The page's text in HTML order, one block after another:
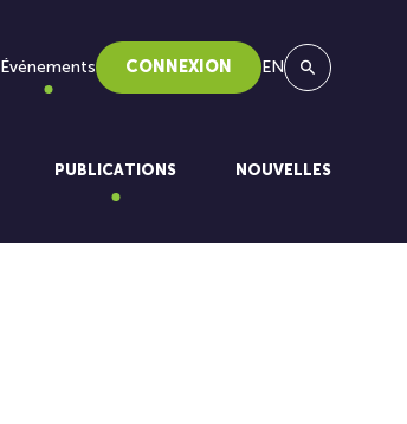
Événements CONNEXION EN
PUBLICATIONS NOUVELLES